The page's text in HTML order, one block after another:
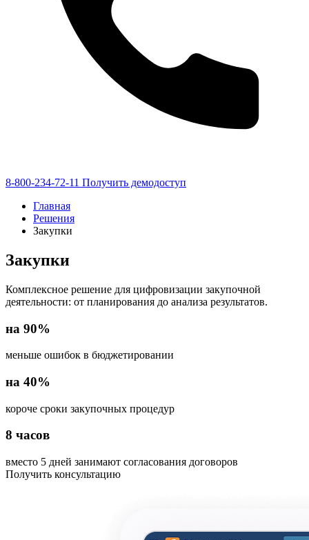
8-800-234-72-11 Получить демодоступ
Главная
Решения
Закупки
Закупки
Комплексное решение для цифровизации закупочной
деятельности: от планирования до анализа результатов.
на 90%
меньше ошибок в бюджетировании
на 40%
короче сроки закупочных процедур
8 часов
вместо 5 дней занимают согласования договоров
Получить консультацию